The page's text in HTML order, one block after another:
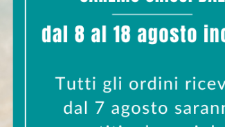
per sostenere il sistema
sia dopo l’allenamento, o in